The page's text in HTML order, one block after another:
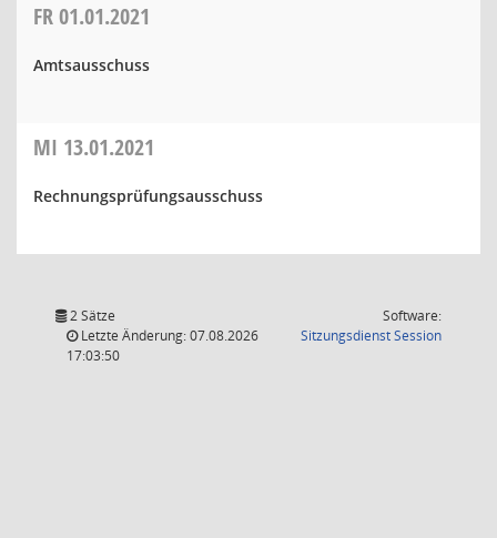
FR01.01.2021
Amtsausschuss
MI 13.01.2021
Rechnungsprüfungsausschuss
2 Sätze
Letzte Änderung: 07.08.2026
17:03:50
Software:
SitzungsdienstSession(Wird in